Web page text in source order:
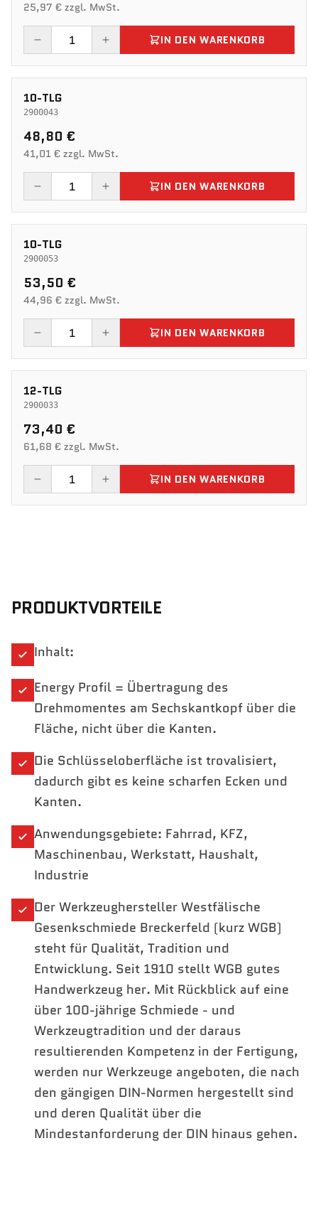
25,97 € zzgl. MwSt.
IN DEN WARENKORB
10-TLG
2900043
48,80 €
41,01 € zzgl. MwSt.
IN DEN WARENKORB
10-TLG
2900053
53,50 €
44,96 € zzgl. MwSt.
IN DEN WARENKORB
12-TLG
2900033
73,40 €
61,68 € zzgl. MwSt.
IN DEN WARENKORB
PRODUKTVORTEILE
Inhalt:
Energy Profil = Übertragung des
Drehmomentes am Sechskantkopf über die
Fläche, nicht über die Kanten.
Die Schlüsseloberfläche ist trovalisiert,
dadurch gibt es keine scharfen Ecken und
Kanten.
Anwendungsgebiete: Fahrrad, KFZ,
Maschinenbau, Werkstatt, Haushalt,
Industrie
Der Werkzeughersteller Westfälische
Gesenkschmiede Breckerfeld (kurz WGB)
steht für Qualität, Tradition und
Entwicklung. Seit 1910 stellt WGB gutes
Handwerkzeug her. Mit Rückblick auf eine
über 100-jährige Schmiede - und
Werkzeugtradition und der daraus
resultierenden Kompetenz in der Fertigung,
werden nur Werkzeuge angeboten, die nach
den gängigen DIN-Normen hergestellt sind
und deren Qualität über die
Mindestanforderung der DIN hinaus gehen.